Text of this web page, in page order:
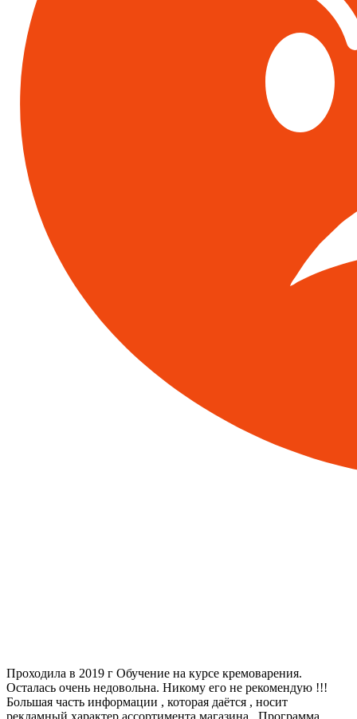
Проходила в 2019 г Обучение на курсе кремоварения.
Осталась очень недовольна. Никому его не рекомендую !!!
Большая часть информации , которая даётся , носит
рекламный характер ассортимента магазина . Программа